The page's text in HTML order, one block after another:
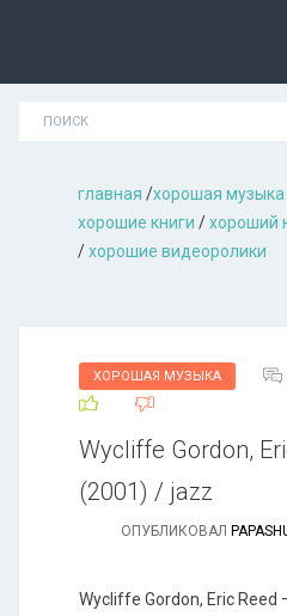
главная /хорошая музыкa
хорошие книги /хороший
/хорошие видеоролики
ХОРОШАЯ МУЗЫКА
Wycliffe Gordon,
(2001) / jazz
ОПУБЛИКОВАЛ
Wycliffe Gordon, Eric Reed